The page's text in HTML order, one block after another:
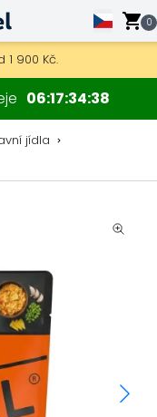
0
900 Kč.
a dekorace.
06 17 34 37
jídla